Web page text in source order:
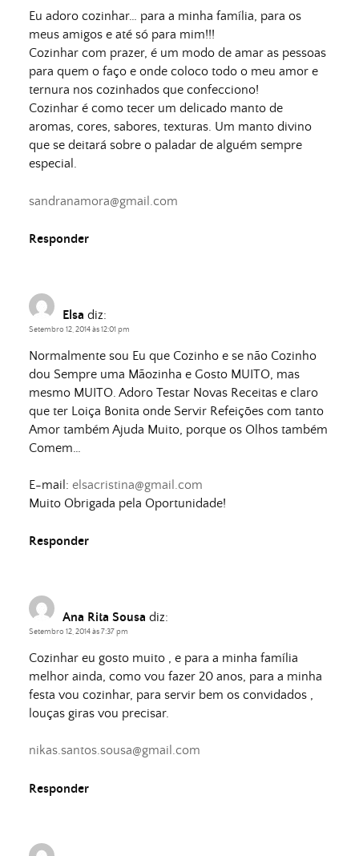
Eu adoro cozinhar… para a minha família, para os
meus amigos e até só para mim!!!
Cozinhar com prazer, é um modo de amar as pessoas
para quem o faço e onde coloco todo o meu amor e
ternura nos cozinhados que confecciono!
Cozinhar é como tecer um delicado manto de
aromas, cores, sabores, texturas. Um manto divino
que se deitará sobre o paladar de alguém sempre
especial.
sandranamora@gmail.com
Responder
Elsa diz:
Setembro 12, 2014 às 12:01 pm
Normalmente sou Eu que Cozinho e se não Cozinho
dou Sempre uma Mãozinha e Gosto MUITO, mas
mesmo MUITO. Adoro Testar Novas Receitas e claro
que ter Loiça Bonita onde Servir Refeições com tanto
Amor também Ajuda Muito, porque os Olhos também
Comem…
E-mail: elsacristina@gmail.com
Muito Obrigada pela Oportunidade!
Responder
Ana Rita Sousa diz:
Setembro 12, 2014 às 7:37 pm
Cozinhar eu gosto muito , e para a minha família
melhor ainda, como vou fazer 20 anos, para a minha
festa vou cozinhar, para servir bem os convidados ,
louças giras vou precisar.
nikas.santos.sousa@gmail.com
Responder